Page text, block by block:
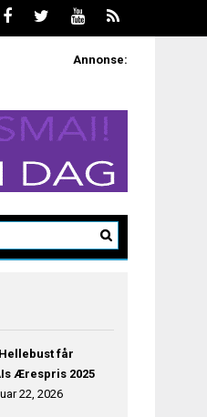
Annonse:
får
Ærespris 2025
22, 2026